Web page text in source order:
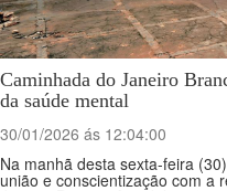
Caminhada do Janeiro
da saúde mental
30/01/2026 ás 12:04:00
Na manhã desta sexta-feira
união e conscientização com a